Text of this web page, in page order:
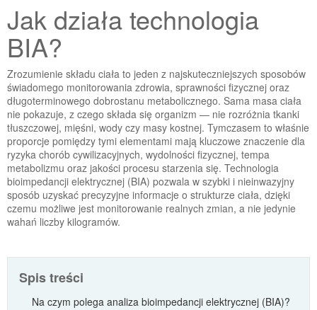
Jak działa technologia
BIA?
Zrozumienie składu ciała to jeden z najskuteczniejszych sposobów
świadomego monitorowania zdrowia, sprawności fizycznej oraz
długoterminowego dobrostanu metabolicznego. Sama masa ciała
nie pokazuje, z czego składa się organizm — nie rozróżnia tkanki
tłuszczowej, mięśni, wody czy masy kostnej. Tymczasem to właśnie
proporcje pomiędzy tymi elementami mają kluczowe znaczenie dla
ryzyka chorób cywilizacyjnych, wydolności fizycznej, tempa
metabolizmu oraz jakości procesu starzenia się. Technologia
bioimpedancji elektrycznej (BIA) pozwala w szybki i nieinwazyjny
sposób uzyskać precyzyjne informacje o strukturze ciała, dzięki
czemu możliwe jest monitorowanie realnych zmian, a nie jedynie
wahań liczby kilogramów.
Spis treści
Na czym polega analiza bioimpedancji elektrycznej (BIA)?